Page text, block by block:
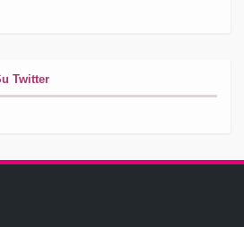
Twitter